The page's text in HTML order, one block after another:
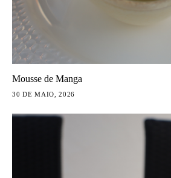
Mousse de Manga
30 DE MAIO, 2026